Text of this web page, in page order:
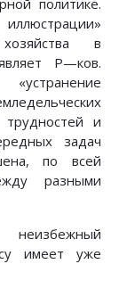
политике.
хозяйства в
Ρ—ков.
и
задач
по всей
разными
имеет уже